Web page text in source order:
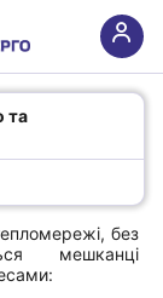
та
без
мешканці